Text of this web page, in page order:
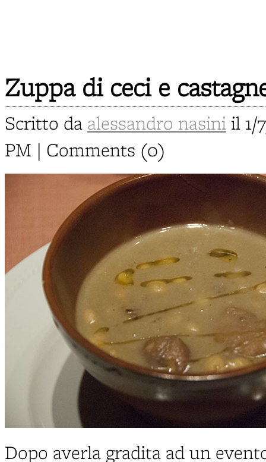
Zuppa di ceci e
Scritto da alessandro nasini il 1/
PM | Comments (0)
Dopo averla gradita ad un